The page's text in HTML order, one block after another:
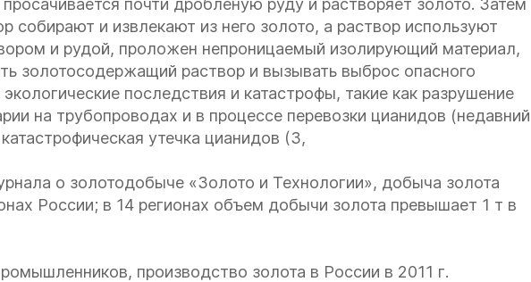
почти дробленую руду и растворяет золото. Затем
собирают и извлекают из него золото, а раствор используют
и рудой, проложен непроницаемый изолирующий материал,
золотосодержащий раствор и вызывать выброс опасного
последствия и катастрофы, такие как разрушение
на трубопроводах и в процессе перевозки цианидов (недавний
утечка цианидов (3,
о золотодобыче «Золото и Технологии», добыча золота
России; в 14 регионах объем добычи золота превышает 1 т в
производство золота в России в 2011 г.